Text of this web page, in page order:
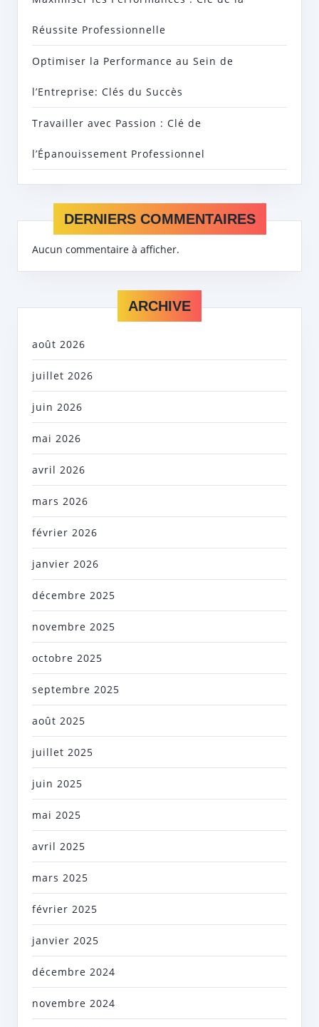
Réussite Professionnelle
Optimiser la Performance au Sein de
l’Entreprise: Clés du Succès
Travailler avec Passion : Clé de
l’Épanouissement Professionnel
DERNIERS COMMENTAIRES
Aucun commentaire à afficher.
ARCHIVE
août 2026
juillet 2026
juin 2026
mai 2026
avril 2026
mars 2026
février 2026
janvier 2026
décembre 2025
novembre 2025
octobre 2025
septembre 2025
août 2025
juillet 2025
juin 2025
mai 2025
avril 2025
mars 2025
février 2025
janvier 2025
décembre 2024
novembre 2024